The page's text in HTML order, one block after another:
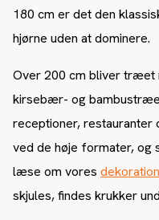
180 cm er det den
hjørne uden at dominere.
Over 200 cm bliver træet
kirsebær- og
receptioner, restauranter
ved de høje formater, og
læse om vores
skjules, findes krukker